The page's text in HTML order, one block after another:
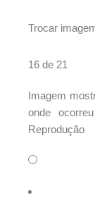
Trocar
16 de 21
Imagem
onde
Reprodução